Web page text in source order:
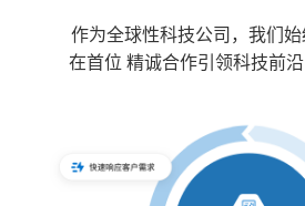
作为全球性科技公司，我们
在首位 精诚合作引领科技前